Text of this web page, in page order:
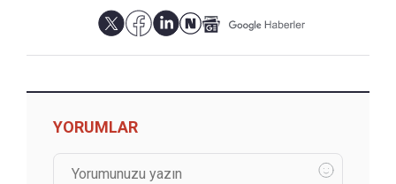
YORUMLAR